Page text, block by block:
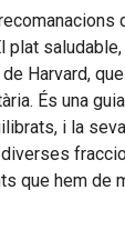
plat
Harvard,
És una
i la
que hem de